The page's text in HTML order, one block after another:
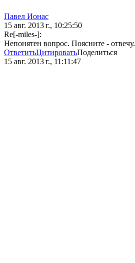
Павел Ионас
15 авг. 2013 г., 10:25:50
Re[-miles-]:
Непонятен вопрос. Поясните - отвечу.
ОтветитьЦитироватьПоделиться
15 авг. 2013 г., 11:11:47